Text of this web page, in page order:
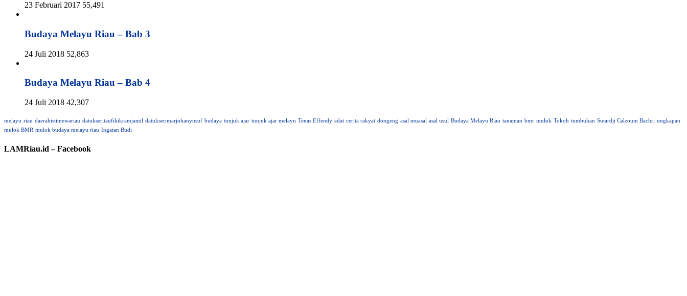
23 Februari 2017 55,491
Budaya Melayu Riau – Bab 3
24 Juli 2018 52,863
Budaya Melayu Riau – Bab 4
24 Juli 2018 42,307
melayu riau daerahistimewariau datukseritaufikikramjamil datukserimarjohanyusuf budaya tunjuk ajar tunjuk ajar melayu Tenas Effendy adat cerita rakyat dongeng asal muasal asal usul Budaya Melayu Riau tanaman bmr mulok Tokoh tumbuhan Sutardji Calzoum Bachri ungkapan
mulok BMR mulok budaya melayu riau Ingatan Budi
LAMRiau.id – Facebook